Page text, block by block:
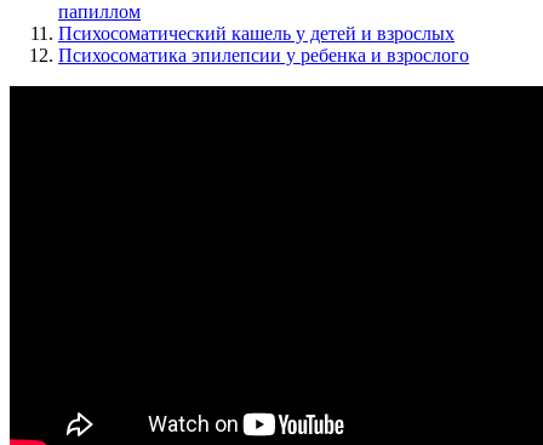
папиллом
Психосоматический кашель у детей и взрослых
Психосоматика эпилепсии у ребенка и взрослого